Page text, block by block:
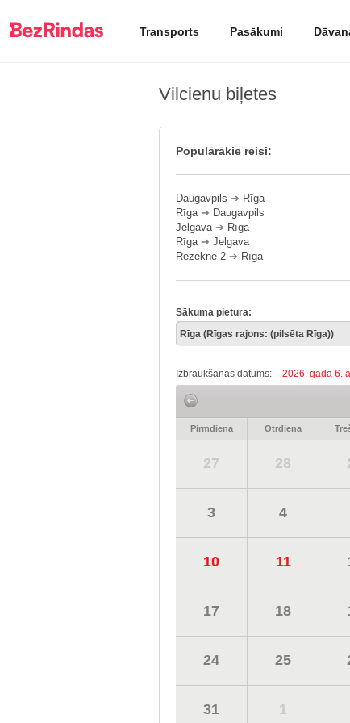
Transports Pasākumi
Vilcienu biļetes
Populārākie reisi:
Daugavpils ➔ Rīga
Rīga➔ Daugavpils
Jelgava➔ Rīga
Rīga➔ Jelgava
Rēzekne 2 ➔ Rīga
Sākuma pietura:
Izbraukšanas datums: 2026. gada 6.
Pirmdiena Otrdiena
27 28
3 4
10 11
17 18
24 25
31 1